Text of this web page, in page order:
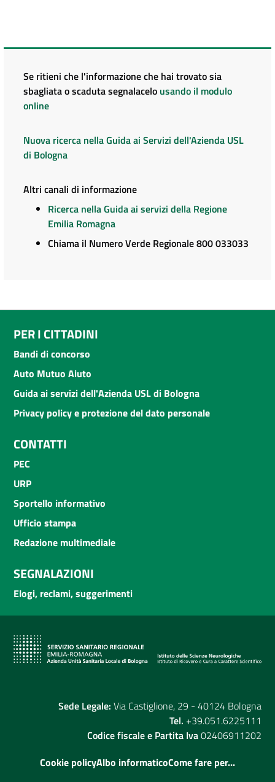
Se ritieni che l'informazione che hai trovato sia
sbagliata o scaduta segnalacelo usando il modulo
online
Nuova ricerca nella Guida ai Servizi dell'Azienda USL
di Bologna
Altri canali di informazione
Ricerca nella Guida ai servizi della Regione
Emilia Romagna
Chiama il Numero Verde Regionale 800 033033
PER I CITTADINI
Bandi di concorso
Auto Mutuo Aiuto
Guida ai servizi dell'Azienda USL di Bologna
Privacy policy e protezione del dato personale
CONTATTI
PEC
URP
Sportello informativo
Ufficio stampa
Redazione multimediale
SEGNALAZIONI
Elogi, reclami, suggerimenti
Sede Legale: Via Castiglione, 29 - 40124 Bologna
Tel. +39.051.6225111
Codice fiscale e Partita Iva02406911202
Cookie policyAlbo informaticoCome fare per...